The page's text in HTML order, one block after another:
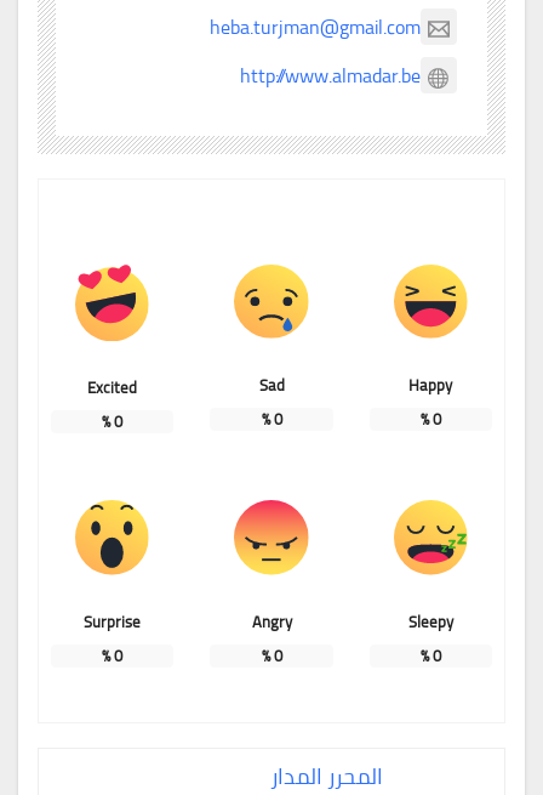
heba.turjman@gmail.com
http://www.almadar.be
Happy
0
%
Sad
0
%
Excited
0
%
Sleepy
0
%
Angry
0
%
Surprise
0
%
المحرر المدار